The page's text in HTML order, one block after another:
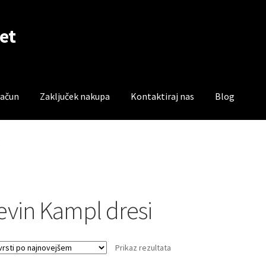
Zaključek nakupa Kontaktiraj nas Blog
Kampl dresi
Prikaz rezultata